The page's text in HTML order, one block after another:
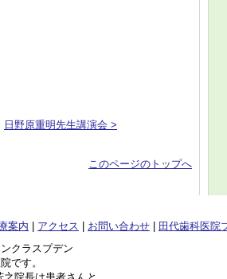
日野原重明先生講演会 >
このページのトップへ
案内 アクセス お問い合わせ
田代歯科医院
クラスプデン
です。